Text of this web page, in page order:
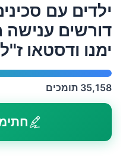
ילדים עם
דורשים ענישה
ימנו ודסטאו ז''ל
35,158 תומכים